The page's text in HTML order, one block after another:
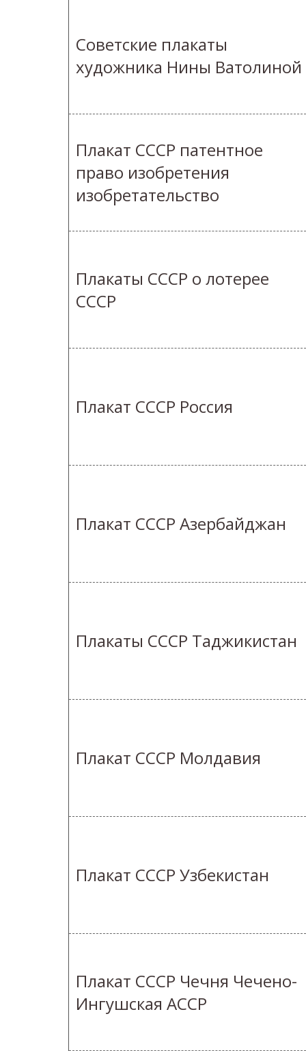
Советские плакаты
художника Нины Ватолиной
Плакат СССР патентное
право изобретения
изобретательство
Плакаты СССР о лотерее
СССР
Плакат СССР Россия
Плакат СССР Азербайджан
Плакаты СССР Таджикистан
Плакат СССР Молдавия
Плакат СССР Узбекистан
Плакат СССР Чечня Чечено-
Ингушская АССР